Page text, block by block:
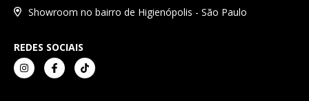
Showroom no bairro de Higienópolis - São Paulo
REDES SOCIAIS